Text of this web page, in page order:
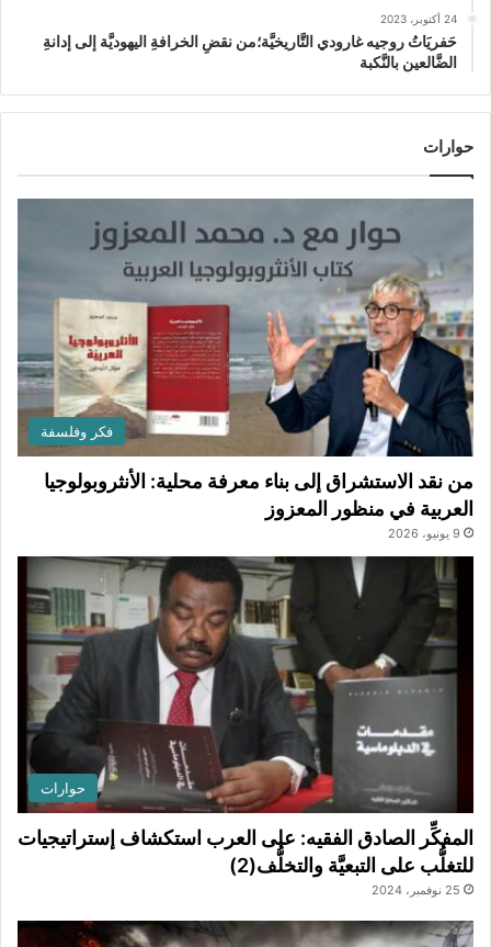
24 أكتوبر، 2023
حَفريَاتُ روجيه غارودي التَّاريخيَّة؛من نقضِ الخرافةِ اليهوديَّة إلى إدانةِ
الضَّالعين بالنَّكبة
حوارات
فكر وفلسفة
من نقد الاستشراق إلى بناء معرفة محلية: الأنثروبولوجيا
العربية في منظور المعزوز
9 يونيو، 2026
حوارات
المفكِّر الصادق الفقيه: على العرب استكشاف إستراتيجيات
للتغلُّب على التبعيَّة والتخلُّف(2)
25 نوفمبر، 2024